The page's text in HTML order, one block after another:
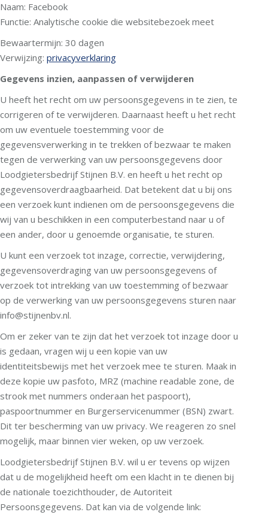
Naam: Facebook
Functie: Analytische cookie die websitebezoek meet
Bewaartermijn: 30 dagen
Verwijzing: privacyverklaring
Gegevens inzien, aanpassen of verwijderen
U heeft het recht om uw persoonsgegevens in te zien, te
corrigeren of te verwijderen. Daarnaast heeft u het recht
om uw eventuele toestemming voor de
gegevensverwerking in te trekken of bezwaar te maken
tegen de verwerking van uw persoonsgegevens door
Loodgietersbedrijf Stijnen B.V. en heeft u het recht op
gegevensoverdraagbaarheid. Dat betekent dat u bij ons
een verzoek kunt indienen om de persoonsgegevens die
wij van u beschikken in een computerbestand naar u of
een ander, door u genoemde organisatie, te sturen.
U kunt een verzoek tot inzage, correctie, verwijdering,
gegevensoverdraging van uw persoonsgegevens of
verzoek tot intrekking van uw toestemming of bezwaar
op de verwerking van uw persoonsgegevens sturen naar
info@stijnenbv.nl.
Om er zeker van te zijn dat het verzoek tot inzage door u
is gedaan, vragen wij u een kopie van uw
identiteitsbewijs met het verzoek mee te sturen. Maak in
deze kopie uw pasfoto, MRZ (machine readable zone, de
strook met nummers onderaan het paspoort),
paspoortnummer en Burgerservicenummer (BSN) zwart.
Dit ter bescherming van uw privacy. We reageren zo snel
mogelijk, maar binnen vier weken, op uw verzoek.
Loodgietersbedrijf Stijnen B.V. wil u er tevens op wijzen
dat u de mogelijkheid heeft om een klacht in te dienen bij
de nationale toezichthouder, de Autoriteit
Persoonsgegevens. Dat kan via de volgende link: